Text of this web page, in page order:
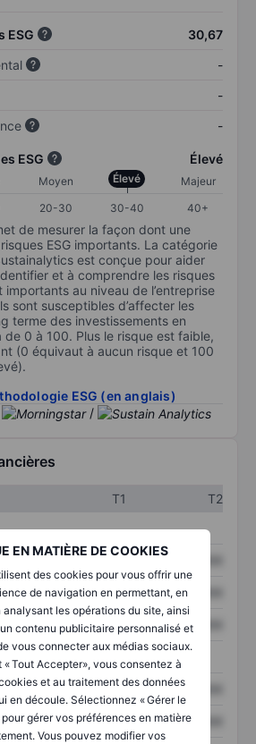
EN MATIÈRE DE COOKIES
des cookies pour vous offrir une
de navigation en permettant, en
les opérations du site, ainsi
contenu publicitaire personnalisé et
vous connecter aux médias sociaux.
« Tout Accepter», vous consentez à
et au traitement des données
en découle. Sélectionnez « Gérer le
gérer vos préférences en matière
Vous pouvez modifier vos
ESG
30,67
-
-
-
ESG Élevé
Moyen Élevé
Majeur
20-30 30-40 40+
de mesurer la façon dont une
ESG importants. La catégorie
est conçue pour aider
et à comprendre les risques
importants au niveau de l’entreprise
sont susceptibles d’affecter les
terme des investissements en
de 0 à 100. Plus le risque est faible,
(0 équivaut à aucun risque et 100
ESG (en anglais)
/
T1
T2
XXXXXXX XXXXXXX
XXXXXXX XXXXXXX
XXXXXXX XXXXXXX
XXXXXXX XXXXXXX
XXXXXXX XXXXXXX